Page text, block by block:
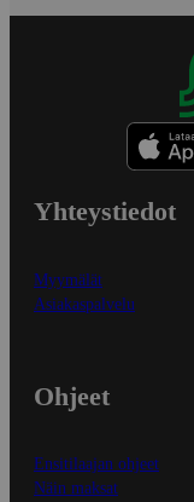
Yhteystiedot
Myymälät
Asiakaspalvelu
Ohjeet
Ensitilaajan ohjeet
Näin maksat